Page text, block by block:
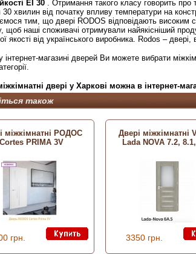
EI 30 . Отримання такого класу говорить про
30 хвилин від початку впливу температури на
тим, що двері RODOS відповідають високим
щоб наші споживачі отримували найякісніший
якості від українського виробника. Rodos –
магазині дверей Ви можете вибрати
двері у Харкові можна в інтернет-
також
міжкімнатні РОДОС
Cortes PRIMA 3V
грн.
Двері міжкімнатні
Lada NOVA 7.2,
3350 грн.